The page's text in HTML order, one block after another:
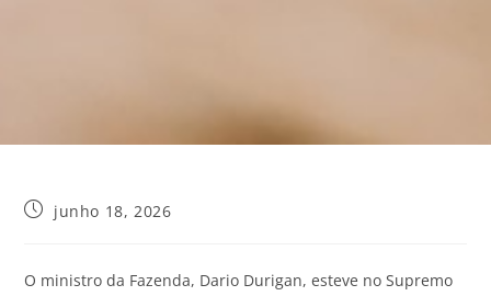
junho 18, 2026
O ministro da Fazenda, Dario Durigan, esteve no Supremo